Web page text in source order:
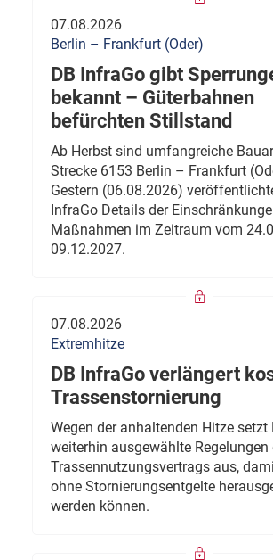
07.08.2026
Berlin – Frankfurt (Oder)
DB InfraGo gibt
bekannt – Güterbahnen
befürchten Stillstand
Ab Herbst sind umfangreiche
Strecke 6153 Berlin – Frankfurt
Gestern (06.08.2026)
InfraGo Details der
Maßnahmen im Zeitraum vom
09.12.2027.
07.08.2026
Extremhitze
DB InfraGo verlängert
Trassenstornierung
Wegen der anhaltenden Hitze setzt
weiterhin ausgewählte Regelungen
Trassennutzungsvertrags aus,
ohne Stornierungsentgelte
werden können.